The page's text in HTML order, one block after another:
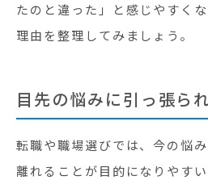
たのと違った」と感じやすく
理由を整理してみましょう。
目先の悩みに引っ張ら
転職や職場選びでは、今の悩
離れることが目的になりやす